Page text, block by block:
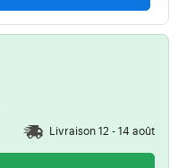
Livraison 12 - 14 août